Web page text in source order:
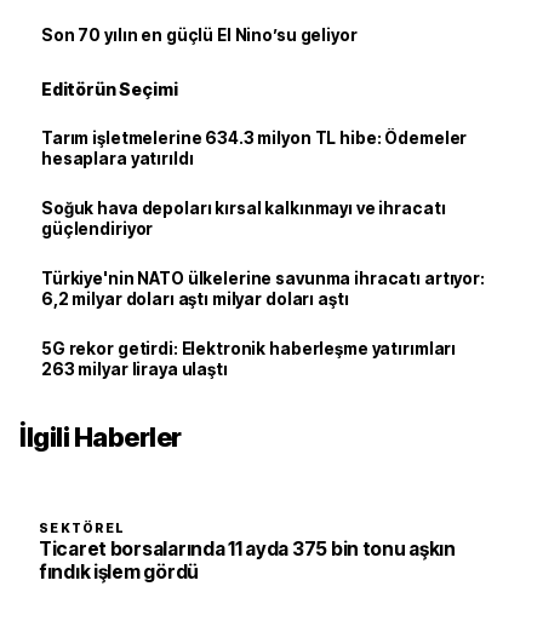
Son 70 yılın en güçlü El Nino’su geliyor
Editörün Seçimi
Tarım işletmelerine 634.3 milyon TL hibe: Ödemeler
hesaplara yatırıldı
Soğuk hava depoları kırsal kalkınmayı ve ihracatı
güçlendiriyor
Türkiye'nin NATO ülkelerine savunma ihracatı artıyor:
6,2 milyar doları aştı milyar doları aştı
5G rekor getirdi: Elektronik haberleşme yatırımları
263 milyar liraya ulaştı
İlgili Haberler
SEKTÖREL
Ticaret borsalarında 11 ayda 375 bin tonu aşkın
fındık işlem gördü